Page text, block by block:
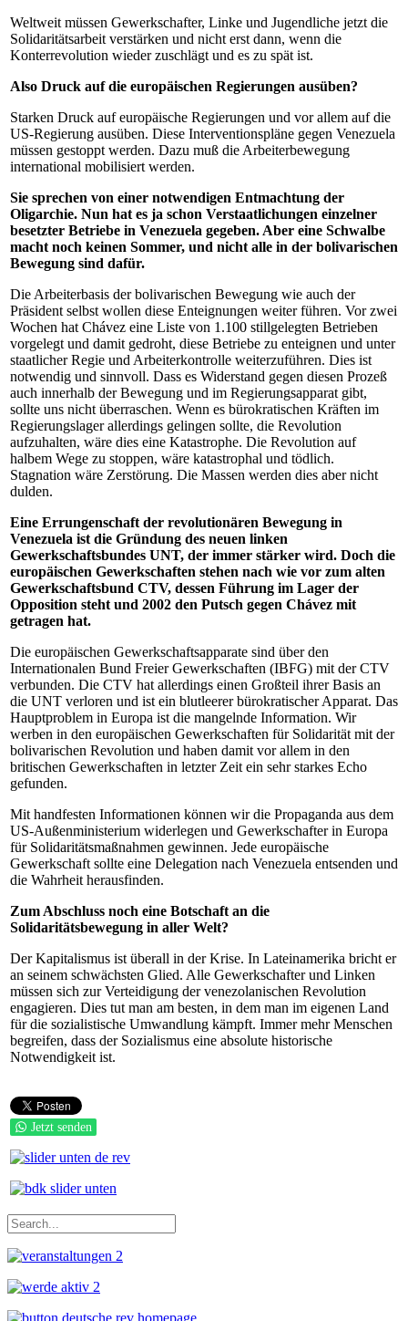
Weltweit müssen Gewerkschafter, Linke und Jugendliche jetzt die
Solidaritätsarbeit verstärken und nicht erst dann, wenn die
Konterrevolution wieder zuschlägt und es zu spät ist.
Also Druck auf die europäischen Regierungen ausüben?
Starken Druck auf europäische Regierungen und vor allem auf die
US-Regierung ausüben. Diese Interventionspläne gegen Venezuela
müssen gestoppt werden. Dazu muß die Arbeiterbewegung
international mobilisiert werden.
Sie sprechen von einer notwendigen Entmachtung der
Oligarchie. Nun hat es ja schon Verstaatlichungen einzelner
besetzter Betriebe in Venezuela gegeben. Aber eine Schwalbe
macht noch keinen Sommer, und nicht alle in der bolivarischen
Bewegung sind dafür.
Die Arbeiterbasis der bolivarischen Bewegung wie auch der
Präsident selbst wollen diese Enteignungen weiter führen. Vor zwei
Wochen hat Chávez eine Liste von 1.100 stillgelegten Betrieben
vorgelegt und damit gedroht, diese Betriebe zu enteignen und unter
staatlicher Regie und Arbeiterkontrolle weiterzuführen. Dies ist
notwendig und sinnvoll. Dass es Widerstand gegen diesen Prozeß
auch innerhalb der Bewegung und im Regierungsapparat gibt,
sollte uns nicht überraschen. Wenn es bürokratischen Kräften im
Regierungslager allerdings gelingen sollte, die Revolution
aufzuhalten, wäre dies eine Katastrophe. Die Revolution auf
halbem Wege zu stoppen, wäre katastrophal und tödlich.
Stagnation wäre Zerstörung. Die Massen werden dies aber nicht
dulden.
Eine Errungenschaft der revolutionären Bewegung in
Venezuela ist die Gründung des neuen linken
Gewerkschaftsbundes UNT, der immer stärker wird. Doch die
europäischen Gewerkschaften stehen nach wie vor zum alten
Gewerkschaftsbund CTV, dessen Führung im Lager der
Opposition steht und 2002 den Putsch gegen Chávez mit
getragen hat.
Die europäischen Gewerkschaftsapparate sind über den
Internationalen Bund Freier Gewerkschaften (IBFG) mit der CTV
verbunden. Die CTV hat allerdings einen Großteil ihrer Basis an
die UNT verloren und ist ein blutleerer bürokratischer Apparat. Das
Hauptproblem in Europa ist die mangelnde Information. Wir
werben in den europäischen Gewerkschaften für Solidarität mit der
bolivarischen Revolution und haben damit vor allem in den
britischen Gewerkschaften in letzter Zeit ein sehr starkes Echo
gefunden.
Mit handfesten Informationen können wir die Propaganda aus dem
US-Außenministerium widerlegen und Gewerkschafter in Europa
für Solidaritätsmaßnahmen gewinnen. Jede europäische
Gewerkschaft sollte eine Delegation nach Venezuela entsenden und
die Wahrheit herausfinden.
Zum Abschluss noch eine Botschaft an die
Solidaritätsbewegung in aller Welt?
Der Kapitalismus ist überall in der Krise. In Lateinamerika bricht er
an seinem schwächsten Glied. Alle Gewerkschafter und Linken
müssen sich zur Verteidigung der venezolanischen Revolution
engagieren. Dies tut man am besten, in dem man im eigenen Land
für die sozialistische Umwandlung kämpft. Immer mehr Menschen
begreifen, dass der Sozialismus eine absolute historische
Notwendigkeit ist.
Jetzt senden